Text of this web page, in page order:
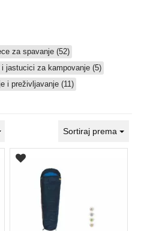
za spavanje (52)
i jastucici za kampovanje (5)
i preživljavanje (11)
Sortiraj prema